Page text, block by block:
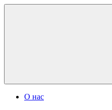
О нас